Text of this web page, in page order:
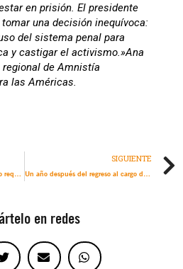
en prisión. El presidente
tomar una decisión inequívoca:
del sistema penal para
y castigar el activismo.»Ana
regional de Amnistía
las Américas.
SIGUIENTE
en redes